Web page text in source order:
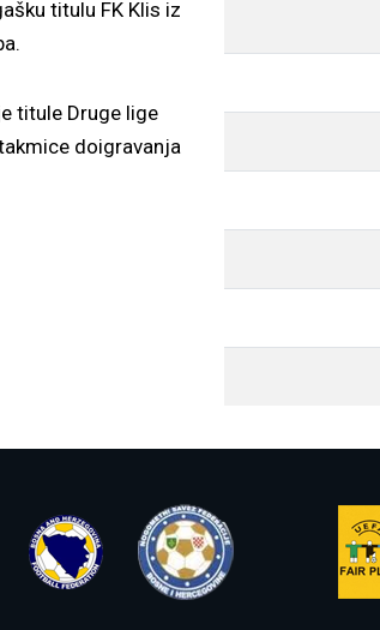
titulu FK Klis iz
titule Druge lige
doigravanja